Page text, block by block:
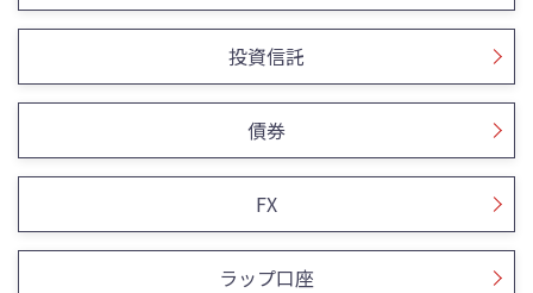
投資信託
債券
FX
ラップ口座